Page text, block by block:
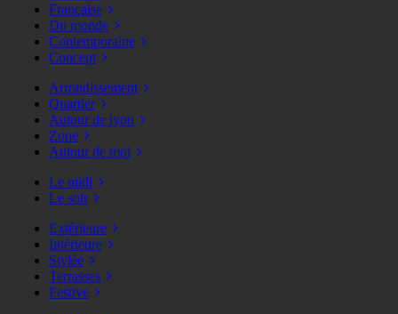
Française
Du monde
Contemporaine
Concept
Arrondissement
Quartier
Autour de lyon
Zone
Autour de moi
Le midi
Le soir
Extérieure
Intérieure
Stylée
Terrasses
Festive